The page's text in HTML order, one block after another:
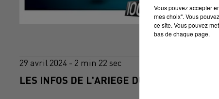
29 avril 2024 - 2 min 22 sec
LES INFOS DE L'ARIEGE DU 29/04/2024 À
Vous pouvez accepter
mes choix". Vous
ce site. Vous pouvez
bas de chaque page.